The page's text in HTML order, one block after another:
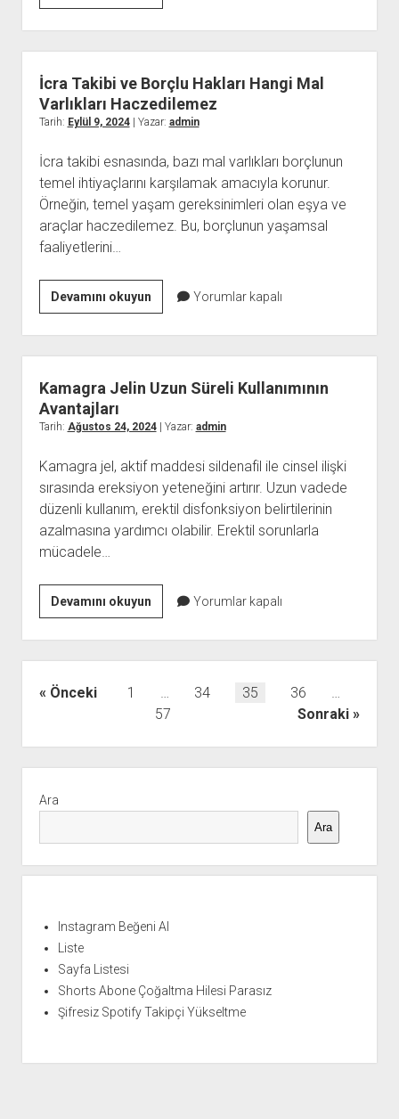
Maçlarında
Yapılan
Taktik
Değişiklikler
İcra Takibi ve Borçlu Hakları Hangi Mal
Varlıkları Haczedilemez
Tarih: Eylül 9, 2024| Yazar: admin
İcra takibi esnasında, bazı mal varlıkları borçlunun
temel ihtiyaçlarını karşılamak amacıyla korunur.
Örneğin, temel yaşam gereksinimleri olan eşya ve
araçlar haczedilemez. Bu, borçlunun yaşamsal
faaliyetlerini…
Devamını okuyunİcra
Takibi
ve
Borçlu
Hakları
Mal
Haczedilemez
Yorumlar kapalı
Kamagra Jelin Uzun Süreli Kullanımının
Avantajları
Tarih: Ağustos 24, 2024| Yazar: admin
Kamagra jel, aktif maddesi sildenafil ile cinsel ilişki
sırasında ereksiyon yeteneğini artırır. Uzun vadede
düzenli kullanım, erektil disfonksiyon belirtilerinin
azalmasına yardımcı olabilir. Erektil sorunlarla
mücadele…
Devamını okuyunKamagra
Jelin
Uzun
Süreli
Kullanımının
Avantajları
Yorumlar kapalı
YazıÖnceki 1 … 34 35 36
…
57
Sonraki
Menü
Ara
Ara
Instagram Beğeni Al
Liste
Sayfa Listesi
Shorts Abone Çoğaltma Hilesi Parasız
Şifresiz Spotify Takipçi Yükseltme